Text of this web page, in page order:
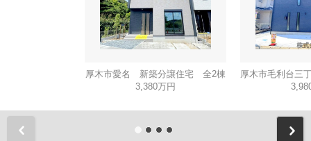
厚木市愛名 新築分譲住宅 全2棟
3,380万円